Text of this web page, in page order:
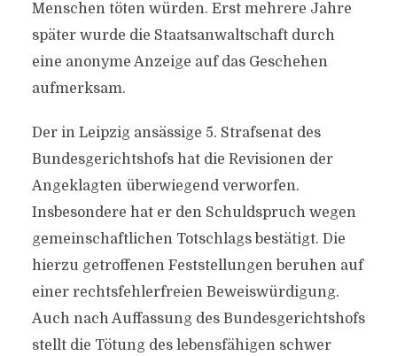
Menschen töten würden. Erst mehrere Jahre
später wurde die Staatsanwaltschaft durch
eine anonyme Anzeige auf das Geschehen
aufmerksam.
Der in Leipzig ansässige 5. Strafsenat des
Bundesgerichtshofs hat die Revisionen der
Angeklagten überwiegend verworfen.
Insbesondere hat er den Schuldspruch wegen
gemeinschaftlichen Totschlags bestätigt. Die
hierzu getroffenen Feststellungen beruhen auf
einer rechtsfehlerfreien Beweiswürdigung.
Auch nach Auffassung des Bundesgerichtshofs
stellt die Tötung des lebensfähigen schwer